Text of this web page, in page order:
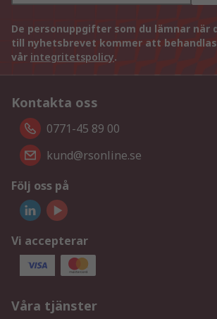
De personuppgifter som du lämnar när
till nyhetsbrevet kommer att
vår integritetspolicy.
Kontakta oss
0771-45 89 00
kund@rsonline.se
Följ oss på
Vi accepterar
Våra tjänster